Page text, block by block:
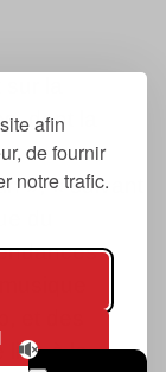
afin
de fournir
notre trafic.
la
dont la
», « suivant
du
et des
liés à la